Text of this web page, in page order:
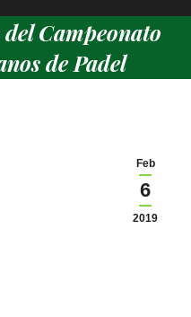
Campeonato
de Padel
Feb
6
2019